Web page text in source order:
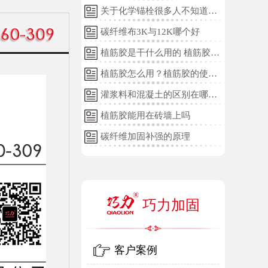
关于化学锚栓很多人不知道的
误区!
碳纤维布3K与12K哪个好
植筋胶是干什么用的 植筋胶的
用途和使用方法
植筋胶怎么用？植筋胶的使用
方法
灌浆料和混凝土的区别在哪
里？
植筋胶能用在砖墙上吗
碳纤维加固补强的原理
巧力加固
客户案例